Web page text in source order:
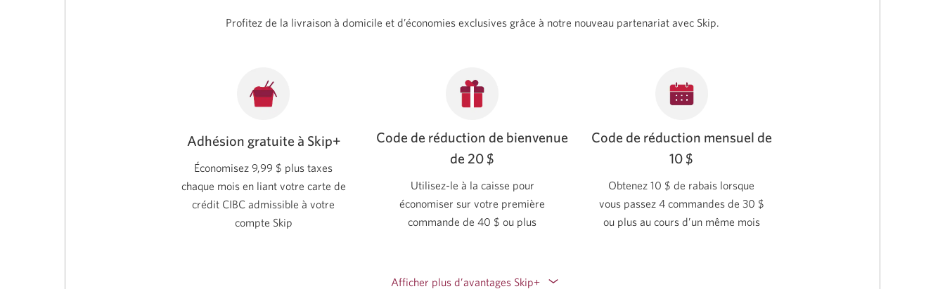
Profitez de la livraison à domicile et d’économies exclusives grâce à notre nouveau partenariat avec Skip.
Adhésion gratuite à Skip+
Économisez 9,99 $ plus taxes
chaque mois en liant votre carte de
crédit CIBC admissible à votre
compte Skip
Code de réduction de bienvenue
de 20 $
Utilisez-le à la caisse pour
économiser sur votre première
commande de 40 $ ou plus
Code de réduction mensuel de
10 $
Obtenez 10 $ de rabais lorsque
vous passez 4 commandes de 30 $
ou plus au cours d’un même mois
Afficher plus d’avantages Skip+